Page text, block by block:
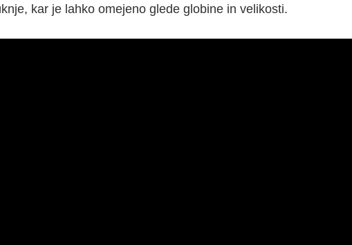
kar je lahko omejeno glede globine in velikosti.